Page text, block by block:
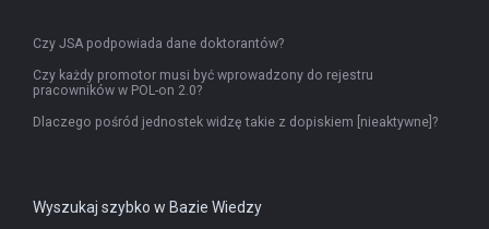
Czy JSA podpowiada dane doktorantów?
Czy każdy promotor musi być wprowadzony do rejestru
pracowników w POL-on 2.0?
Dlaczego pośród jednostek widzę takie z dopiskiem [nieaktywne]?
Wyszukaj szybko w Bazie Wiedzy